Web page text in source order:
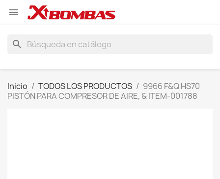

search
Inicio TODOS LOS PRODUCTOS
9966 F&Q HS70
PISTÓN PARA COMPRESOR DE AIRE, & ITEM-001788